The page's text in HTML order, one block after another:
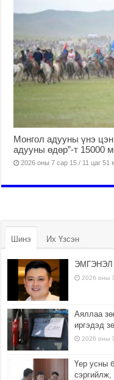
Монгол адууны үнэ
адууны өдөр”-т 15000
2026 оны 7 сар 15 / 11 цаг 51
Шинэ Их Үзсэн
ЭМГЭНЭЛ
2026 оны
Аяллаа
иргэдэд
2026 оны
Үер усны
сэргийлж,